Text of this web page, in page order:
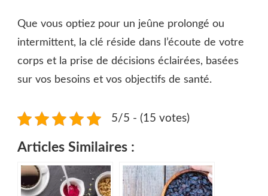
Que vous optiez pour un jeûne prolongé ou
intermittent, la clé réside dans l’écoute de votre
corps et la prise de décisions éclairées, basées
sur vos besoins et vos objectifs de santé.
5/5 - (15 votes)
Articles Similaires :